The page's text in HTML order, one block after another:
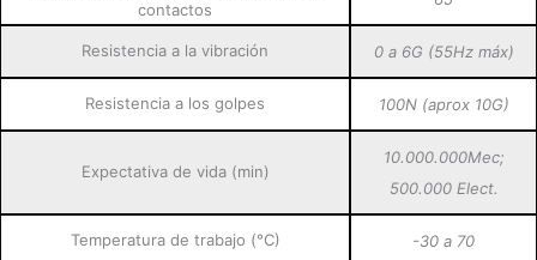
contactos
Resistencia a la vibración 0 a 6G (55Hz máx)
Resistencia a los golpes 100N (aprox 10G)
Expectativa de vida (min)
10.000.000Mec;
500.000 Elect.
Temperatura de trabajo (°C) -30 a 70